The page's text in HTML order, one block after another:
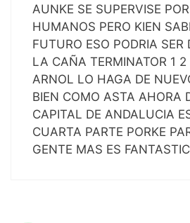
AUNKE SE SUPERVISE
HUMANOS PERO KIEN
FUTURO ESO PODRIA SER
LA CAÑA TERMINATOR 1 2
ARNOL LO HAGA DE
BIEN COMO ASTA AHORA
CAPITAL DE ANDALUCIA
CUARTA PARTE PORKE
GENTE MAS ES